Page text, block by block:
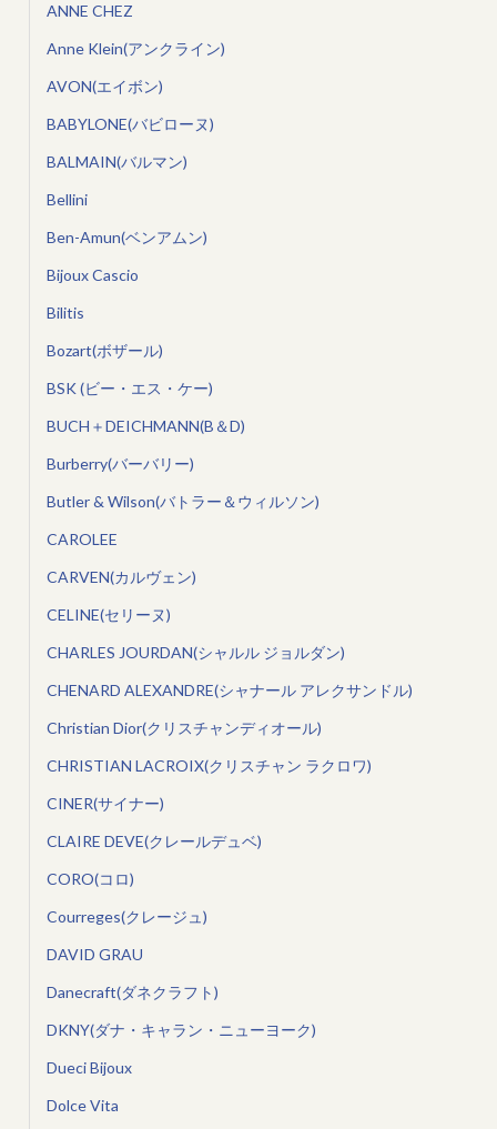
ANNE CHEZ
Anne Klein(アンクライン)
AVON(エイボン)
BABYLONE(バビローヌ)
BALMAIN(バルマン)
Bellini
Ben-Amun(ベンアムン)
Bijoux Cascio
Bilitis
Bozart(ボザール)
BSK (ビー・エス・ケー)
BUCH＋DEICHMANN(B＆D)
Burberry(バーバリー)
Butler & Wilson(バトラー＆ウィルソン)
CAROLEE
CARVEN(カルヴェン)
CELINE(セリーヌ)
CHARLES JOURDAN(シャルル ジョルダン)
CHENARD ALEXANDRE(シャナール アレクサンドル)
Christian Dior(クリスチャンディオール)
CHRISTIAN LACROIX(クリスチャン ラクロワ)
CINER(サイナー)
CLAIRE DEVE(クレールデュベ)
CORO(コロ)
Courreges(クレージュ)
DAVID GRAU
Danecraft(ダネクラフト)
DKNY(ダナ・キャラン・ニューヨーク)
Dueci Bijoux
Dolce Vita